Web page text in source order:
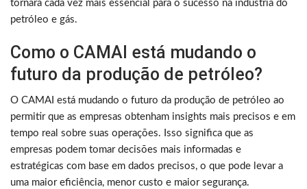
tornará cada vez mais essencial para o sucesso na indústria do
petróleo e gás.
Como o CAMAI está mudando o
futuro da produção de petróleo?
O CAMAI está mudando o futuro da produção de petróleo ao
permitir que as empresas obtenham insights mais precisos e em
tempo real sobre suas operações. Isso significa que as
empresas podem tomar decisões mais informadas e
estratégicas com base em dados precisos, o que pode levar a
uma maior eficiência, menor custo e maior segurança.